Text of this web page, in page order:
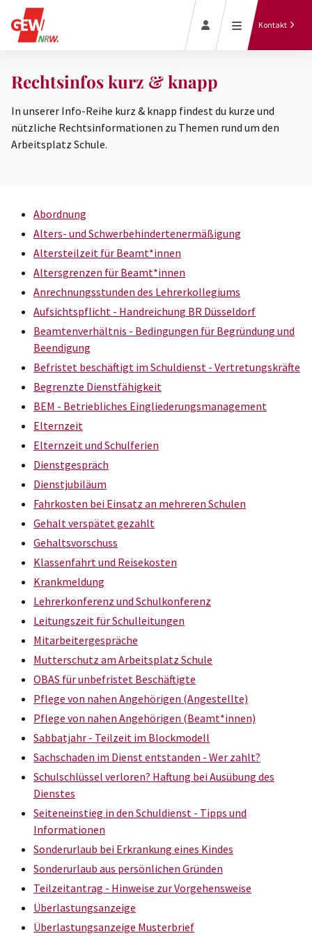
Kontakt
Gewerkschaft
intern vor Ort
GEW-
vor Ort
Bildergalerien
GEW-Aktionen
Rechtsinfos kurz & knapp
In unserer Info-Reihe kurz & knapp findest du kurze und
nützliche Rechtsinformationen zu Themen rund um den
Arbeitsplatz Schule.
Abordnung
Alters- und Schwerbehindertenermäßigung
Altersteilzeit für Beamt*innen
Altersgrenzen für Beamt*innen
Anrechnungsstunden des Lehrerkollegiums
Aufsichtspflicht - Handreichung BR Düsseldorf
Beamtenverhältnis - Bedingungen für Begründung und
Beendigung
Befristet beschäftigt im Schuldienst - Vertretungskräfte
Begrenzte Dienstfähigkeit
BEM - Betriebliches Eingliederungsmanagement
Elternzeit
Elternzeit und Schulferien
Dienstgespräch
Dienstjubiläum
Fahrkosten bei Einsatz an mehreren Schulen
Gehalt verspätet gezahlt
Gehaltsvorschuss
Klassenfahrt und Reisekosten
Krankmeldung
Lehrerkonferenz und Schulkonferenz
Leitungszeit für Schulleitungen
Mitarbeitergespräche
Mutterschutz am Arbeitsplatz Schule
OBAS für unbefristet Beschäftigte
Pflege von nahen Angehörigen (Angestellte)
Pflege von nahen Angehörigen (Beamt*innen)
Sabbatjahr - Teilzeit im Blockmodell
Sachschaden im Dienst entstanden - Wer zahlt?
Schulschlüssel verloren? Haftung bei Ausübung des
Dienstes
Seiteneinstieg in den Schuldienst - Tipps und
Informationen
Sonderurlaub bei Erkrankung eines Kindes
Sonderurlaub aus persönlichen Gründen
Teilzeitantrag - Hinweise zur Vorgehensweise
Überlastungsanzeige
Überlastungsanzeige Musterbrief